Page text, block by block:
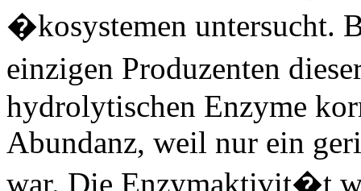
�kosystemen untersucht.
einzigen Produzenten
hydrolytischen Enzyme
Abundanz, weil nur ein
war. Die Enzymaktivit�t